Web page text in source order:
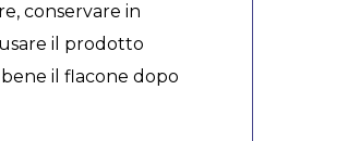
conservare in
il prodotto
il flacone dopo